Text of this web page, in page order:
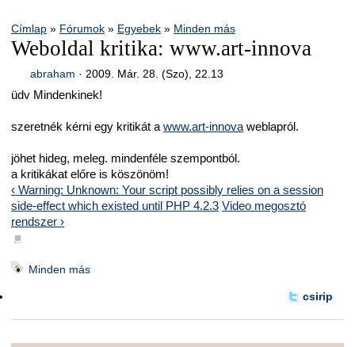
Címlap » Fórumok » Egyebek » Minden más
Weboldal kritika: www.art-innova
abraham · 2009. Már. 28. (Szo), 22.13
üdv Mindenkinek!
szeretnék kérni egy kritikát a www.art-innova weblapról.
jöhet hideg, meleg. mindenféle szempontból.
a kritikákat előre is köszönöm!
‹ Warning: Unknown: Your script possibly relies on a session
side-effect which existed until PHP 4.2.3 Video megosztó
rendszer ›
■
Minden más
csirip